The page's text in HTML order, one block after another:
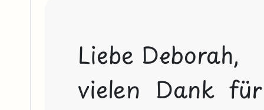
Liebe Deborah,
vielen Dank